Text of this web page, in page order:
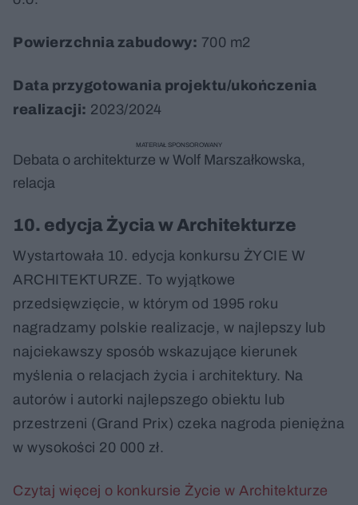
Powierzchnia zabudowy: 700 m2
Data przygotowania projektu/ukończenia
realizacji: 2023/2024
Debata o architekturze w Wolf Marszałkowska,
relacja
MATERIAŁ SPONSOROWANY
10. edycja Życia w Architekturze
Wystartowała 10. edycja konkursu ŻYCIE W
ARCHITEKTURZE. To wyjątkowe
przedsięwzięcie, w którym od 1995 roku
nagradzamy polskie realizacje, w najlepszy lub
najciekawszy sposób wskazujące kierunek
myślenia o relacjach życia i architektury. Na
autorów i autorki najlepszego obiektu lub
przestrzeni (Grand Prix) czeka nagroda pieniężna
w wysokości 20 000 zł.
Czytaj więcej o konkursie Życie w Architekturze